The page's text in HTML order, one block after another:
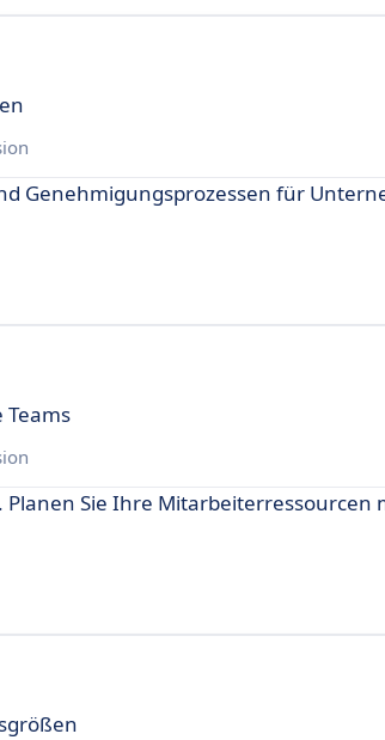
Genehmigungsprozessen für
Sie Ihre Mitarbeiterressourcen